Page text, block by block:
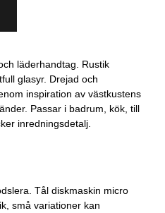
läderhandtag. Rustik
glasyr. Drejad och
inspiration av västkustens
Passar i badrum, kök, till
inredningsdetalj.
Tål diskmaskin micro
små variationer kan